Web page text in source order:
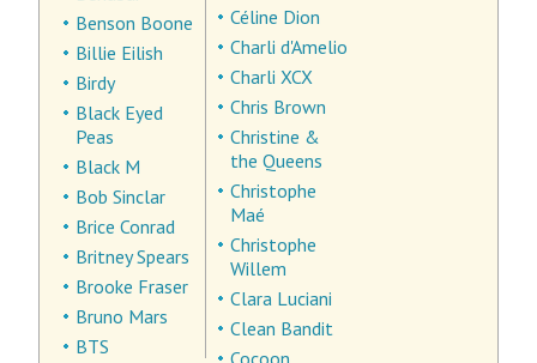
Benson Boone
Billie Eilish
Birdy
Black Eyed
Peas
Black M
Bob Sinclar
Brice Conrad
Britney Spears
Brooke Fraser
Bruno Mars
BTS
Céline Dion
Charli d'Amelio
Charli XCX
Chris Brown
Christine &
the Queens
Christophe
Maé
Christophe
Willem
Clara Luciani
Clean Bandit